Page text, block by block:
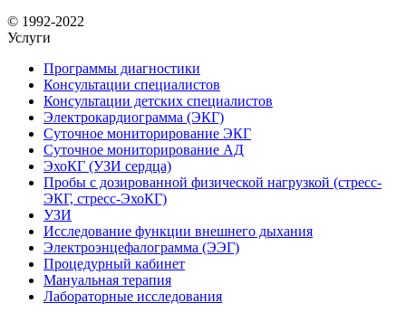
© 1992-2022
Услуги
Программы диагностики
Консультации специалистов
Консультации детских специалистов
Электрокардиограмма (ЭКГ)
Суточное мониторирование ЭКГ
Суточное мониторирование АД
ЭхоКГ (УЗИ сердца)
Пробы с дозированной физической нагрузкой (стресс-
ЭКГ, стресс-ЭхоКГ)
УЗИ
Исследование функции внешнего дыхания
Электроэнцефалограмма (ЭЭГ)
Процедурный кабинет
Мануальная терапия
Лабораторные исследования